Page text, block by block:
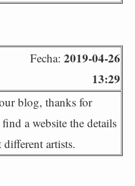
Fecha: 2019-04-26
13:29
blog, thanks for
a website the details
artists.